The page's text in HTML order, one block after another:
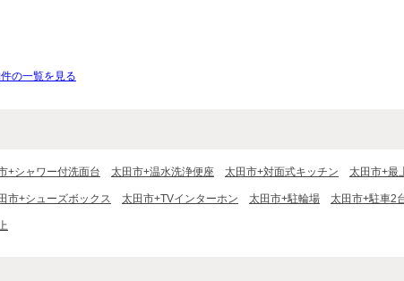
の一覧を見る
+シャワー付洗面台 太田市+温水洗浄便座 太田市+対面式キッチン 太田市+最
市+シューズボックス 太田市+TVインターホン 太田市+駐輪場 太田市+駐車2